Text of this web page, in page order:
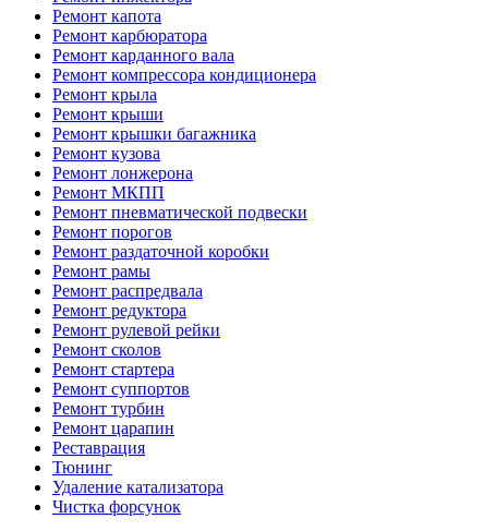
Ремонт капота
Ремонт карбюратора
Ремонт карданного вала
Ремонт компрессора кондиционера
Ремонт крыла
Ремонт крыши
Ремонт крышки багажника
Ремонт кузова
Ремонт лонжерона
Ремонт МКПП
Ремонт пневматической подвески
Ремонт порогов
Ремонт раздаточной коробки
Ремонт рамы
Ремонт распредвала
Ремонт редуктора
Ремонт рулевой рейки
Ремонт сколов
Ремонт стартера
Ремонт суппортов
Ремонт турбин
Ремонт царапин
Реставрация
Тюнинг
Удаление катализатора
Чистка форсунок